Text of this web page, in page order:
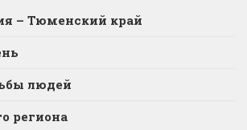
– Тюменский край
людей
региона